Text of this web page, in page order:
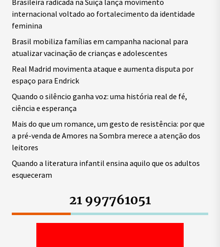
Brasileira radicada na Suíça lança movimento
internacional voltado ao fortalecimento da identidade
feminina
Brasil mobiliza famílias em campanha nacional para
atualizar vacinação de crianças e adolescentes
Real Madrid movimenta ataque e aumenta disputa por
espaço para Endrick
Quando o silêncio ganha voz: uma história real de fé,
ciência e esperança
Mais do que um romance, um gesto de resistência: por que
a pré-venda de Amores na Sombra merece a atenção dos
leitores
Quando a literatura infantil ensina aquilo que os adultos
esqueceram
21 997761051